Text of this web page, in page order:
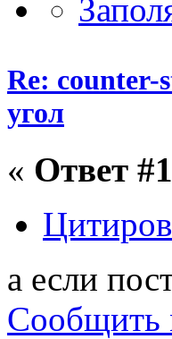
Re:
угол
« Ответ
а если
Сообщить